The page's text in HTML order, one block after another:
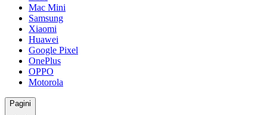
Mac Mini
Samsung
Xiaomi
Huawei
Google Pixel
OnePlus
OPPO
Motorola
Pagini